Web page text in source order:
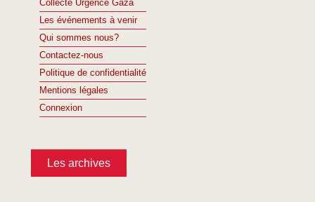
Collecte Urgence Gaza
Les événements à venir
Qui sommes nous?
Contactez-nous
Politique de confidentialité
Mentions légales
Connexion
Les archives